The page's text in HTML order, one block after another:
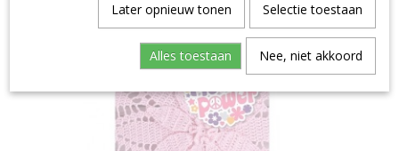
Later opnieuw tonen Selectie toestaan
Alles toestaan Nee, niet akkoord
HAAKPAKKET